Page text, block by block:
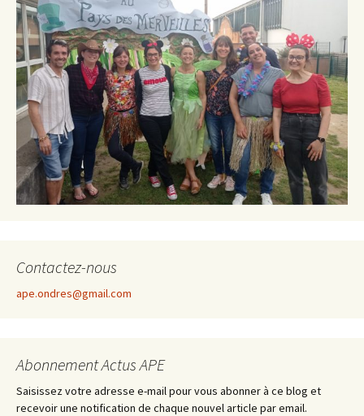
Contactez-nous
ape.ondres@gmail.com
Abonnement Actus APE
Saisissez votre adresse e-mail pour vous abonner à ce blog et
recevoir une notification de chaque nouvel article par email.